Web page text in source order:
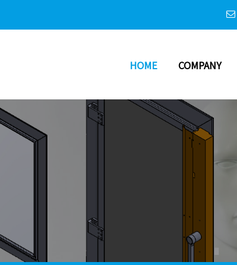
HOME COMPANY